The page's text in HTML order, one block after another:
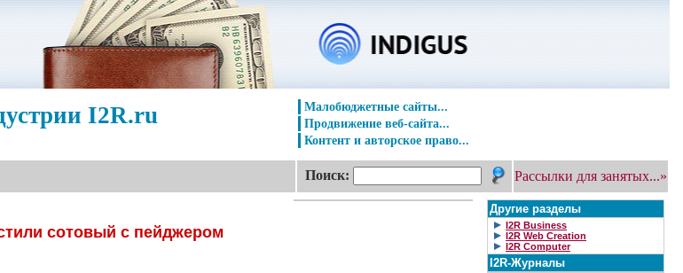
I2R.ru
Малобюджетные сайты...
Продвижение веб-сайта...
Контент и авторское право...
Поиск: Рассылки для занятых...»
сотовый с пейджером
Другие разделы
I2R Business
I2R Web Creation
I2R Computer
I2R-Журналы